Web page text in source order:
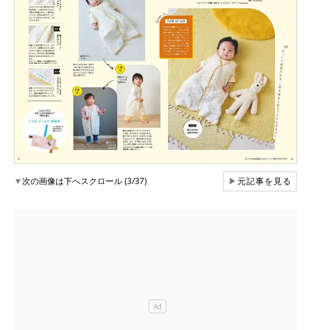
▼次の画像は下へスクロール (3/37) ▶元記事を見る